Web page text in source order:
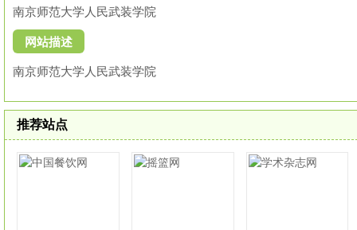
南京师范大学人民武装学院
网站描述
南京师范大学人民武装学院
推荐站点